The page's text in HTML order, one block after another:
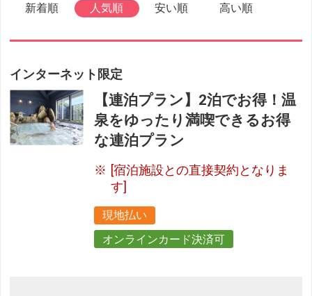
新着順 人気順 安い順 高い順
インターネット限定
【連泊プラン】2泊でお得！温
泉をゆったり満喫できるお得
な連泊プラン
[宿泊施設との直接契約となりま
す]
現地払い
オンラインカード決済可